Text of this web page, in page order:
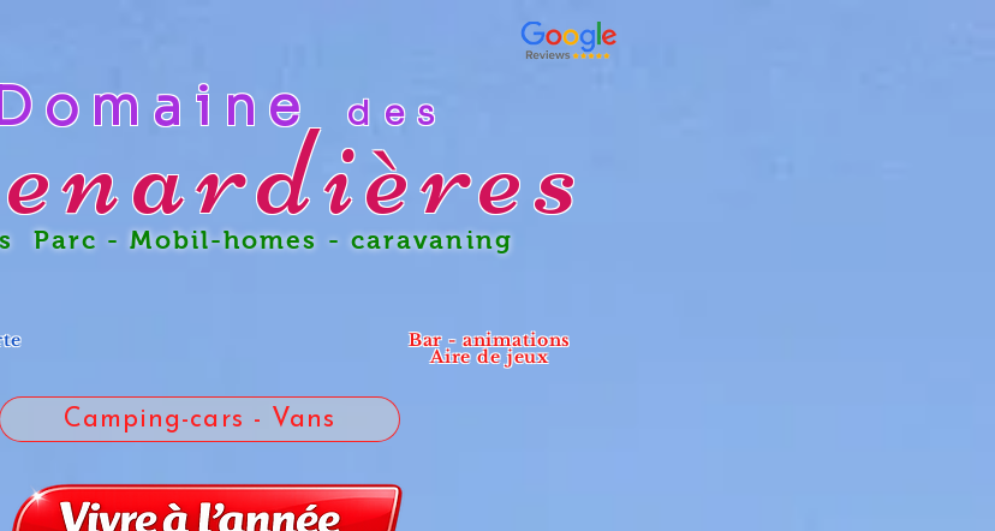
des
- Mobil-homes - caravaning
Bar - animations
Aire de jeux
Camping-cars - Vans